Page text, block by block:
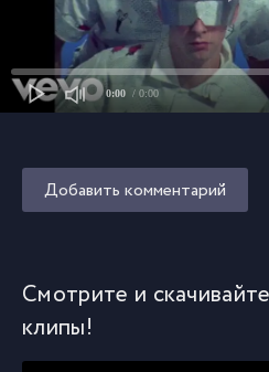
0:00 / 0:00
Добавить комментарий
Смотрите и
клипы!